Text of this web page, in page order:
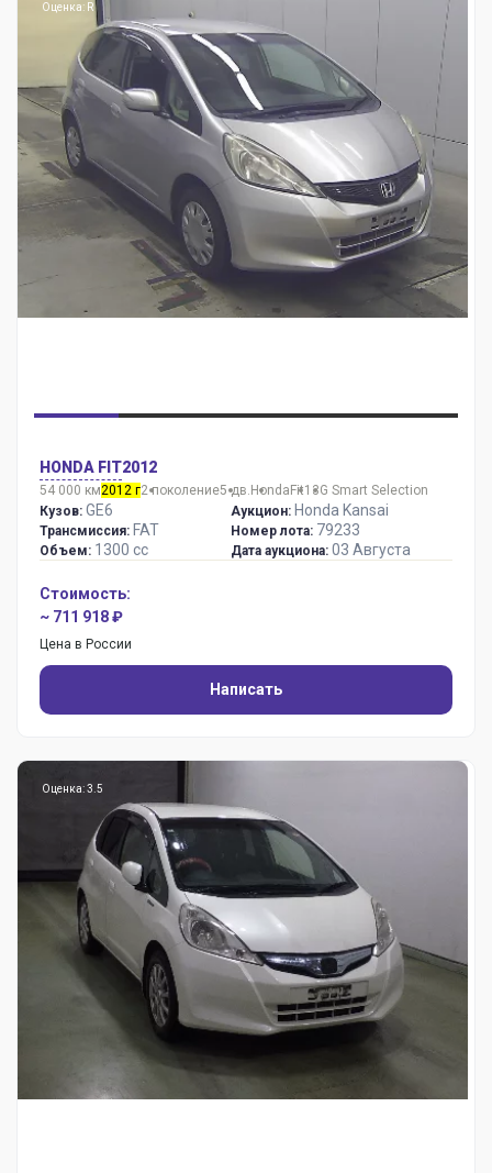
Оценка: R
HONDA FIT2012
54 000 км2012 г2 поколение5 дв. Honda Fit13G Smart Selection
Кузов: GE6
Трансмиссия: FAT
Объем: 1300 сс
Аукцион: Honda Kansai
Номер лота: 79233
Дата аукциона: 03 Августа
Стоимость:
~ 711 918 ₽
Цена в России
Написать
Оценка: 3.5